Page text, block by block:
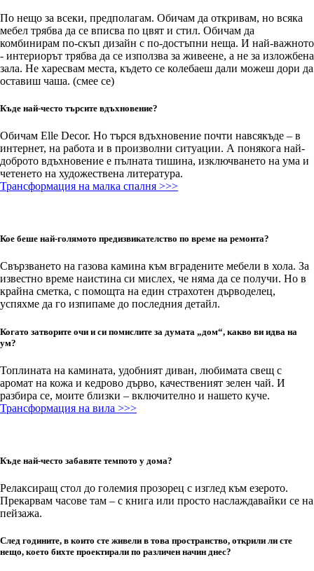
По нещо за всеки, предполагам. Обичам да откривам, но всяка
мебел трябва да се вписва по цвят и стил. Обичам да
комбинирам по-скъп дизайн с по-достъпни неща. И най-важното
- интериорът трябва да се използва за живеене, а не за изложбена
зала. Не харесвам места, където се колебаеш дали можеш дори да
оставиш чаша. (смее се)
Къде най-често търсите вдъхновение?
Обичам Elle Decor. Но търся вдъхновение почти навсякъде – в
интернет, на работа и в произволни ситуации. А понякога най-
доброто вдъхновение е пълната тишина, изключването на ума и
четенето на художествена литература.
Трансформация на малка спалня >>>
Кое беше най-голямото предизвикателство по време на ремонта?
Свързването на газова камина към вградените мебели в хола. За
известно време наистина си мислех, че няма да се получи. Но в
крайна сметка, с помощта на един страхотен дърводелец,
успяхме да го изпипаме до последния детайл.
Когато затворите очи и си помислите за думата „дом“, какво ви идва на
ум?
Топлината на камината, удобният диван, любимата свещ с
аромат на кожа и кедрово дърво, качественият зелен чай. И
разбира се, моите близки – включително и нашето куче.
Трансформация на вила >>>
Къде най-често забавяте темпото у дома?
Релаксиращ стол до големия прозорец с изглед към езерото.
Прекарвам часове там – с книга или просто наслаждавайки се на
пейзажа.
След годините, в които сте живели в това пространство, открили ли сте
нещо, което бихте проектирали по различен начин днес?